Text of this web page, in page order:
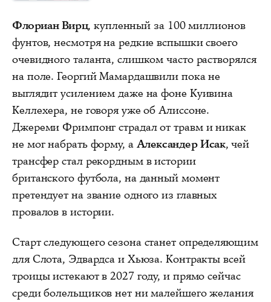
Флориан Вирц, купленный за 100 миллионов
фунтов, несмотря на редкие вспышки своего
очевидного таланта, слишком часто растворялся
на поле. Георгий Мамардашвили пока не
выглядит усилением даже на фоне Куивина
Келлехера, не говоря уже об Алиссоне.
Джереми Фримпонг страдал от травм и никак
не мог набрать форму, а Александер Исак, чей
трансфер стал рекордным в истории
британского футбола, на данный момент
претендует на звание одного из главных
провалов в истории.
Старт следующего сезона станет определяющим
для Слота, Эдвардса и Хьюза. Контракты всей
троицы истекают в 2027 году, и прямо сейчас
среди болельщиков нет ни малейшего желания